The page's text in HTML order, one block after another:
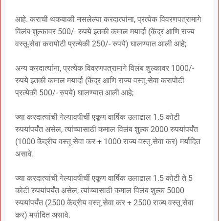
आहे. कराची थकबाकी नसलेल्या करदात्यांना, प्रत्येक विवरणपत्रामागे
विलंब शुल्कावर 500/- रुपये इतकी कमाल मयार्दा (केंद्र आणि राज्य
वस्तू-सेवा करापोटी प्रत्येकी 250/- रुपये) घालण्यात आली आहे;
अन्य करदात्यांना, प्रत्येक विवरणपत्रामागे विलंब शुल्कावर 1000/-
रुपये इतकी कमाल मयार्दा (केंद्र आणि राज्य वस्तू-सेवा करापोटी
प्रत्येकी 500/- रुपये) घालण्यात आली आहे;
ज्या करदात्यांची गेल्यावषीर्ची एकूण वार्षिक उलाढाल 1.5 कोटी
रुपयांपर्यंत असेल, त्यांच्यासाठी कमाल विलंब शुल्क 2000 रुपयांपर्यंत
(1000 केंद्रीय वस्तू सेवा कर + 1000 राज्य वस्तू सेवा कर) मर्यादित
असावे.
ज्या करदात्यांची गेल्यावषीर्ची एकूण वार्षिक उलाढाल 1.5 कोटी ते 5
कोटी रुपयांपर्यंत असेल, त्यांच्यासाठी कमाल विलंब शुल्क 5000
रुपयांपर्यंत (2500 केंद्रीय वस्तू सेवा कर + 2500 राज्य वस्तू सेवा
कर) मर्यादित असावे.